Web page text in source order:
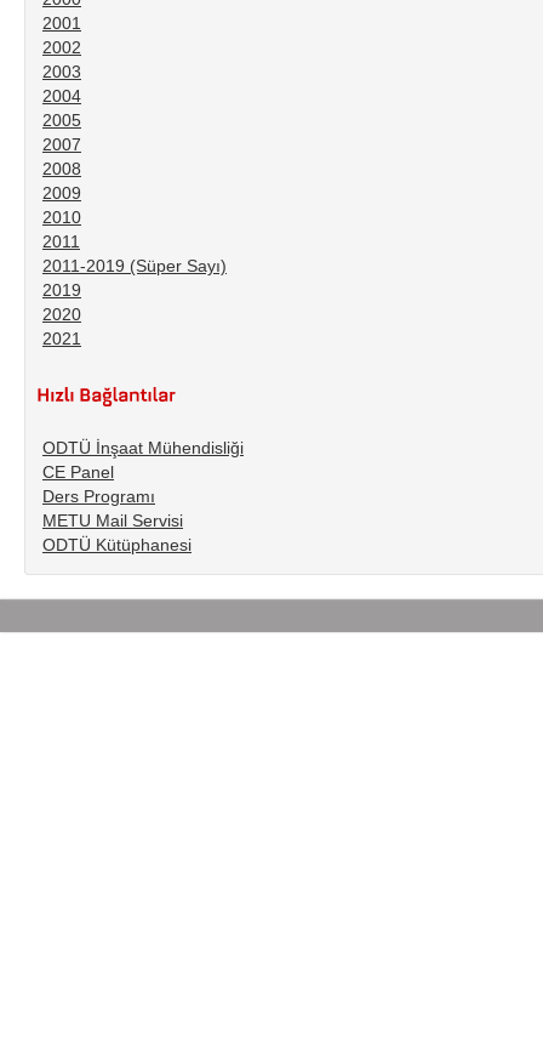
2001
2002
2003
2004
2005
2007
2008
2009
2010
2011
2011-2019 (Süper Sayı)
2019
2020
2021
ODTÜ İnşaat Mühendisliği
CE Panel
Ders Programı
METU Mail Servisi
ODTÜ Kütüphanesi